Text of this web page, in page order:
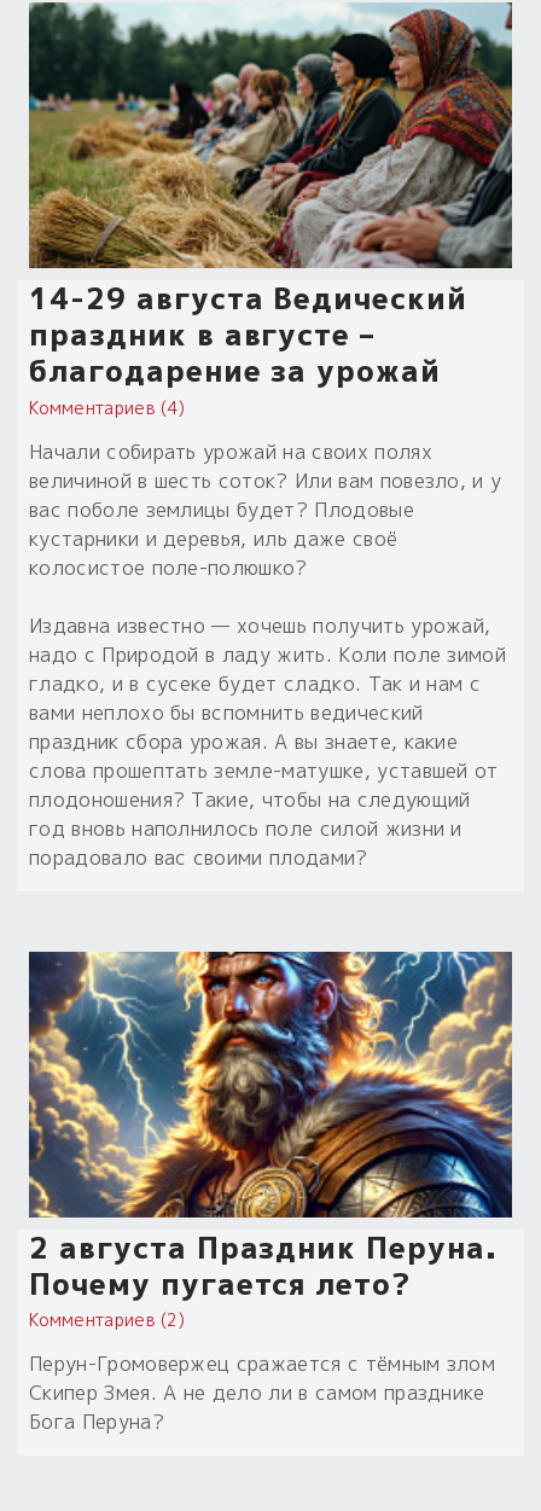
Новинки
Товары недели
Безоплатная доставка
на заказ от 4 тыс. руб. со скидкой
Оберег в подарок
14-29 августа Ведический
праздник в августе –
благодарение за урожай
Комментариев (4)
Начали собирать урожай на своих полях
величиной в шесть соток? Или вам повезло, и у
вас поболе землицы будет? Плодовые
кустарники и деревья, иль даже своё
колосистое поле-полюшко?
Издавна известно — хочешь получить урожай,
надо с Природой в ладу жить. Коли поле зимой
гладко, и в сусеке будет сладко. Так и нам с
вами неплохо бы вспомнить ведический
праздник сбора урожая. А вы знаете, какие
слова прошептать земле-матушке, уставшей от
плодоношения? Такие, чтобы на следующий
год вновь наполнилось поле силой жизни и
порадовало вас своими плодами?
2 августа Праздник Перуна.
Почему пугается лето?
Комментариев (2)
Перун-Громовержец сражается с тёмным злом
Скипер Змея. А не дело ли в самом празднике
Бога Перуна?